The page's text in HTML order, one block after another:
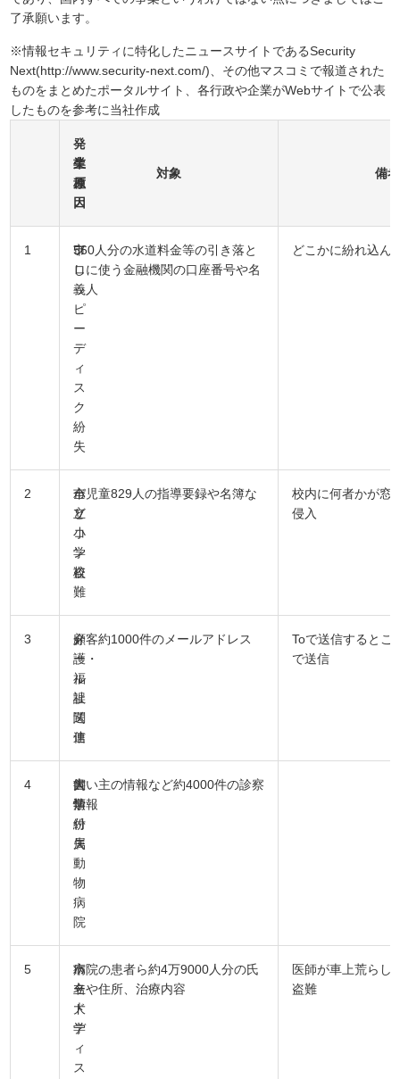
了承願います。
※情報セキュリティに特化したニュースサイトであるSecurity
Next(http://www.security-next.com/)、その他マスコミで報道された
ものをまとめたポータルサイト、各行政や企業がWebサイトで公表
したものを参考に当社作成
業
種
発
生
原
因
対象 備考
1 市
フ
ロ
ッ
ピ
ー
デ
ィ
ス
ク
紛
失
560人分の水道料金等の引き落と
しに使う金融機関の口座番号や名
義人
どこかに紛れ込ん
2
市
立
小
学
校
パ
ソ
コ
ン
盗
難
全児童829人の指導要録や名簿な
ど
校内に何者かが窓
侵入
3
介
護・
福
祉
関
連
メ
ー
ル
誤
送
信
顧客約1000件のメールアドレス
Toで送信するとこ
で送信
4
大
学
付
属
動
物
病
院
書
類
紛
失
飼い主の情報など約4000件の診察
情報
5
市
立
大
学
ハ
ー
ド
デ
ィ
ス
病院の患者ら約4万9000人分の氏
名や住所、治療内容
医師が車上荒らし
盗難